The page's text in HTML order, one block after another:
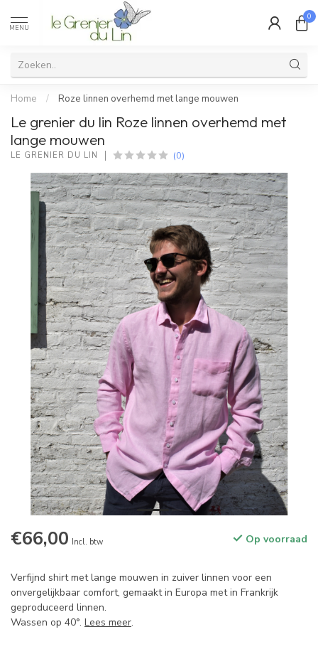
MENU
0
Home / Roze linnen overhemd met lange mouwen
Le grenier du lin Roze linnen overhemd met
lange mouwen
LE GRENIER DU LIN (0)
€66,00 Incl. btw Op voorraad
Verfijnd shirt met lange mouwen in zuiver linnen voor een
onvergelijkbaar comfort, gemaakt in Europa met in Frankrijk
geproduceerd linnen.
Wassen op 40°. Lees meer.